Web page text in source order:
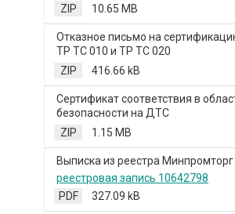
ZIP
10.65 MB
Отказное письмо на
ТР ТС 010 и ТР ТС 020
ZIP
416.66 kB
Сертификат соответствия в
безопасности на ДТС
ZIP
1.15 MB
Выписка из реестра
реестровая запись 10642798
PDF
327.09 kB